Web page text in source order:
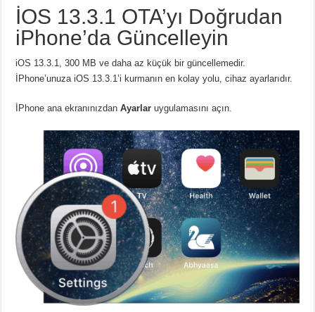
İOS 13.3.1 OTA’yı Doğrudan
iPhone’da Güncelleyin
iOS 13.3.1, 300 MB ve daha az küçük bir güncellemedir.
İPhone’unuza iOS 13.3.1’i kurmanın en kolay yolu, cihaz ayarlarıdır.
İPhone ana ekranınızdanAyarlar uygulamasını açın.